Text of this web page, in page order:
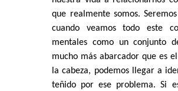
que realmente somos.
cuando veamos todo este
mentales como un conjunto
mucho más abarcador que es
la cabeza, podemos llegar a
teñido por ese problema. Si